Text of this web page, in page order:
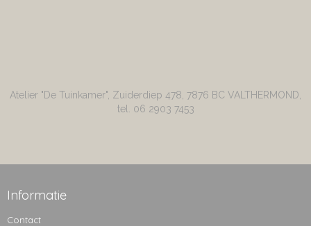
Atelier "De Tuinkamer", Zuiderdiep 478, 7876 BC VALTHERMOND,
tel. 06 2903 7453
Informatie
Contact